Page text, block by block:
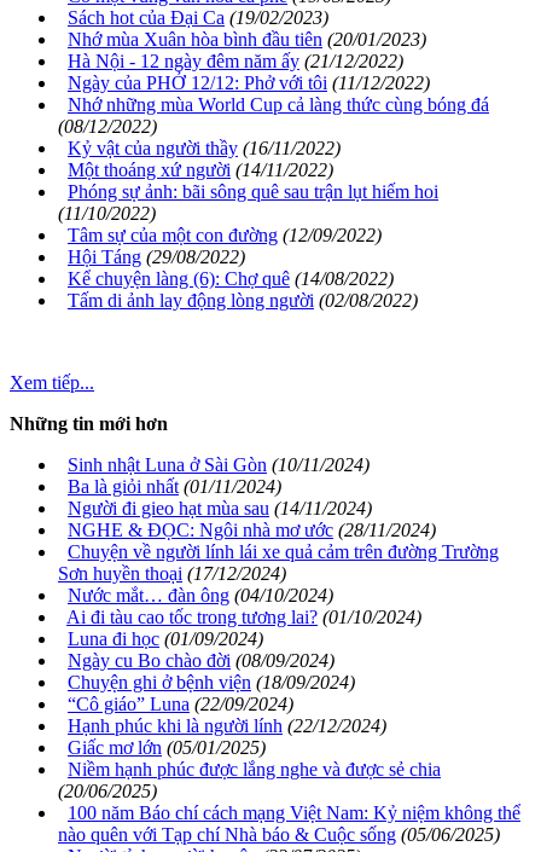
Sách hot của Đại Ca (19/02/2023)
Nhớ mùa Xuân hòa bình đầu tiên (20/01/2023)
Hà Nội - 12 ngày đêm năm ấy (21/12/2022)
Ngày của PHỞ 12/12: Phở với tôi (11/12/2022)
Nhớ những mùa World Cup cả làng thức cùng bóng đá
(08/12/2022)
Kỷ vật của người thầy (16/11/2022)
Một thoáng xứ người (14/11/2022)
Phóng sự ảnh: bãi sông quê sau trận lụt hiếm hoi
(11/10/2022)
Tâm sự của một con đường (12/09/2022)
Hội Táng (29/08/2022)
Kể chuyện làng (6): Chợ quê (14/08/2022)
Tấm di ảnh lay động lòng người (02/08/2022)
Xem tiếp...
Những tin mới hơn
Sinh nhật Luna ở Sài Gòn (10/11/2024)
Ba là giỏi nhất (01/11/2024)
Người đi gieo hạt mùa sau (14/11/2024)
NGHE & ĐỌC: Ngôi nhà mơ ước (28/11/2024)
Chuyện về người lính lái xe quả cảm trên đường Trường
Sơn huyền thoại (17/12/2024)
Nước mắt… đàn ông (04/10/2024)
Ai đi tàu cao tốc trong tương lai? (01/10/2024)
Luna đi học (01/09/2024)
Ngày cu Bo chào đời (08/09/2024)
Chuyện ghi ở bệnh viện (18/09/2024)
“Cô giáo” Luna (22/09/2024)
Hạnh phúc khi là người lính (22/12/2024)
Giấc mơ lớn (05/01/2025)
Niềm hạnh phúc được lắng nghe và được sẻ chia
(20/06/2025)
100 năm Báo chí cách mạng Việt Nam: Kỷ niệm không thể
nào quên với Tạp chí Nhà báo & Cuộc sống (05/06/2025)